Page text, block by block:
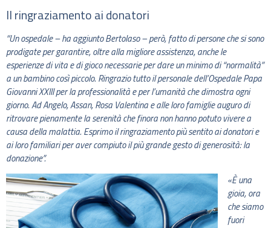
Il ringraziamento ai donatori
“Un ospedale – ha aggiunto Bertolaso – però, fatto di persone che si sono
prodigate per garantire, oltre alla migliore assistenza, anche le
esperienze di vita e di gioco necessarie per dare un minimo di “normalità”
a un bambino così piccolo. Ringrazio tutto il personale dell’Ospedale Papa
Giovanni XXIII per la professionalità e per l’umanità che dimostra ogni
giorno. Ad Angelo, Assan, Rosa Valentina e alle loro famiglie auguro di
ritrovare pienamente la serenità che finora non hanno potuto vivere a
causa della malattia. Esprimo il ringraziamento più sentito ai donatori e
ai loro familiari per aver compiuto il più grande gesto di generosità: la
donazione”.
«È una
gioia, ora
che siamo
fuori